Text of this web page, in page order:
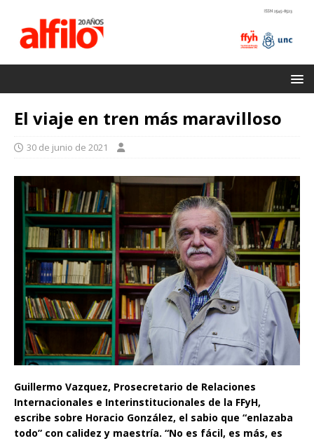
El viaje en tren más maravilloso
30 de junio de 2021
Guillermo Vazquez, Prosecretario de Relaciones
Internacionales e Interinstitucionales de la FFyH,
escribe sobre Horacio González, el sabio que “enlazaba
todo” con calidez y maestría. “No es fácil, es más, es